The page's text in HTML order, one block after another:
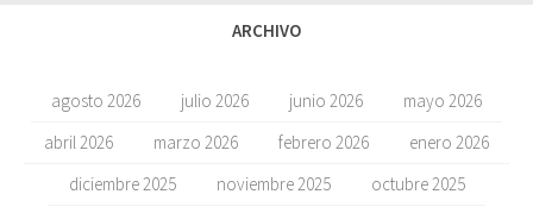
ARCHIVO
agosto 2026 julio 2026 junio 2026
mayo 2026
abril 2026
marzo 2026 febrero 2026
enero 2026
diciembre 2025
noviembre 2025
octubre 2025